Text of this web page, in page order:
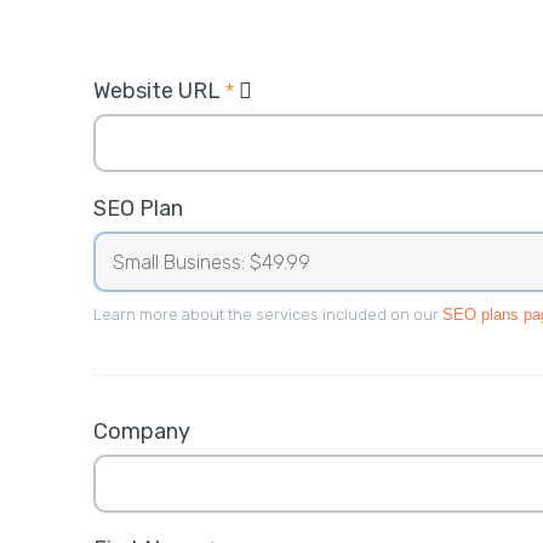
Website URL *
SEO Plan
Learn more about the services included on our SEO plans
Company